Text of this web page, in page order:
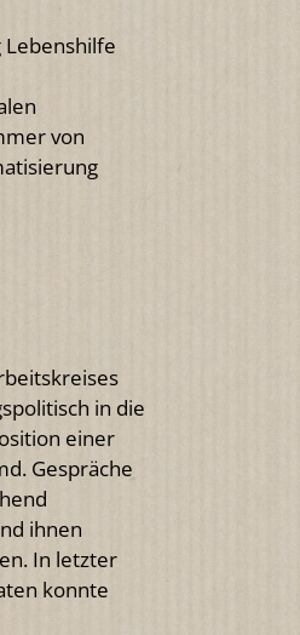
von
in die
einer
Gespräche
ihnen
In letzter
konnte